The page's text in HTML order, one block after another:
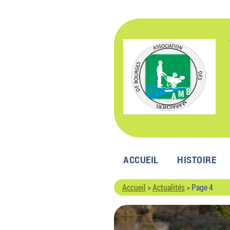
ACCUEIL HISTOIRE
Accueil >Actualités>Page 4